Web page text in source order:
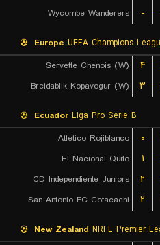
Wycombe Wanderers
-
Europe UEFA Champions
Servette Chenois (W)
۴
Breidablik Kopavogur (W)
۳
Ecuador Liga Pro Serie B
Atletico Rojiblanco
۰
El Nacional Quito
۱
CD Independiente Juniors
۲
San Antonio FC Cotacachi
۲
New Zealand NRFL Premier